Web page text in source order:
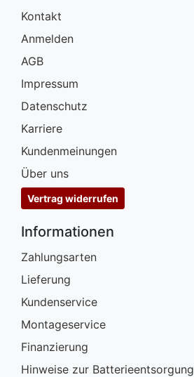
Kontakt
Anmelden
AGB
Impressum
Datenschutz
Karriere
Kundenmeinungen
Über uns
Vertrag widerrufen
Informationen
Zahlungsarten
Lieferung
Kundenservice
Montageservice
Finanzierung
Hinweise zur Batterieentsorgung